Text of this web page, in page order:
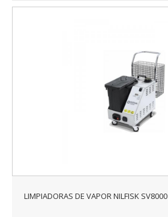
LIMPIADORAS DE VAPOR NILFISK SV8000